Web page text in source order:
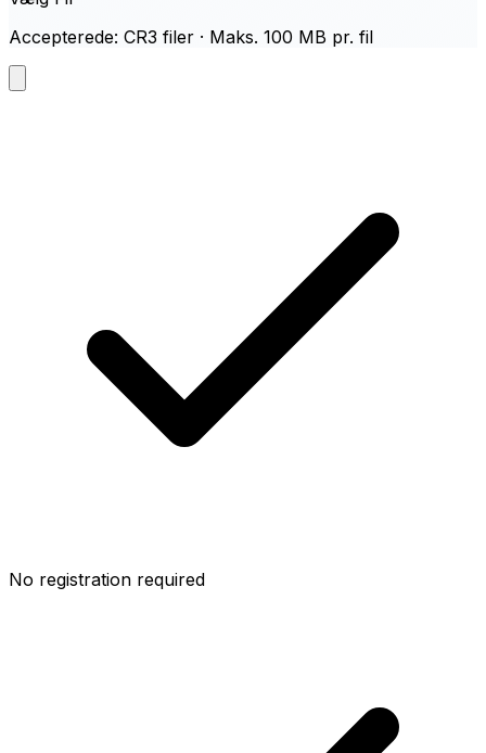
Accepterede: CR3 filer · Maks. 100 MB pr. fil
No registration required